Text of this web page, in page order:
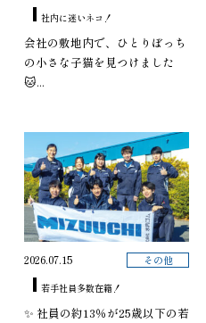
社内に迷いネコ！
会社の敷地内で、ひとりぼっち
の小さな子猫を見つけました
🐱...
2026.07.15 その他
若手社員多数在籍！
✨ 社員の約13％が25歳以下の若